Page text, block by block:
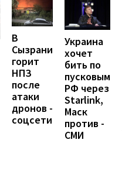
В
Сызрани
горит
НПЗ
после
атаки
дронов -
соцсети
Украина
хочет
бить по
пусковым
РФ через
Starlink,
Маск
против -
СМИ